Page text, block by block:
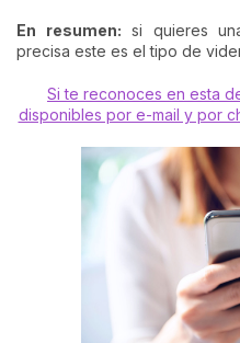
En resumen: si quieres
precisa este es el tipo de
Si te reconoces en esta
disponibles por e-mail y por